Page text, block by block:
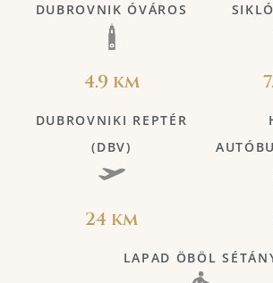
DUBROVNIK ÓVÁROS
4.9 km
DUBROVNIKI REPTÉR
(DBV)
24 km
LAPAD ÖBÖL